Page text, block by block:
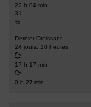
22 h 04 min
31
%
Dernier Croissant
24 jours, 10 heures
17 h 17 min
0 h 27 min